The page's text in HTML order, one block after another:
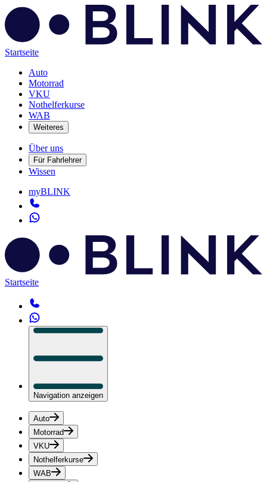
Startseite
Auto
Motorrad
VKU
Nothelferkurse
WAB
Weiteres
Über uns
Für Fahrlehrer
Wissen
myBLINK
Startseite
Navigation anzeigen
Auto
Motorrad
VKU
Nothelferkurse
WAB